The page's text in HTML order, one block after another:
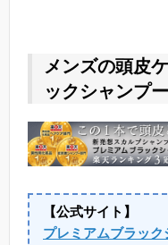
メンズの頭皮
ックシャンプ
【公式サイト】
プレミアムブラック